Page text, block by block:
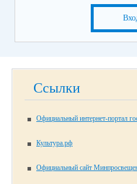
Ссылки
Официальный интернет-портал
Культура.рф
Официальный сайт